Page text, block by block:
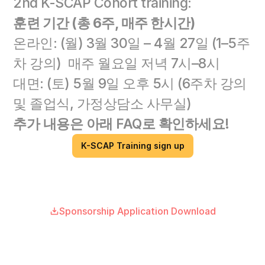
훈련 기간 (총 6주, 매주 한시간)
온라인: (월) 3월 30일 – 4월 27일 (1–5주
차 강의)  매주 월요일 저녁 7시–8시
대면: (토) 5월 9일 오후 5시 (6주차 강의
및 졸업식, 가정상담소 사무실)
추가 내용은 아래 FAQ로 확인하세요!
K-SCAP Training sign up
Sponsorship Application Download